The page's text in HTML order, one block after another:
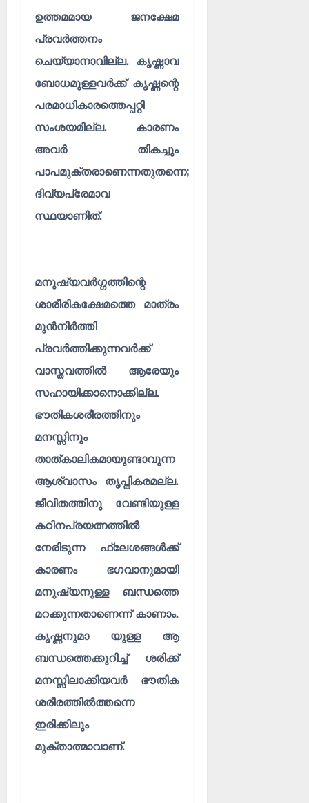
ഉത്തമമായ ജനക്ഷേമ
പ്രവർത്തനം
ചെയ്യാനാവില്ല. കൃഷ്ണാവ
ബോധമുള്ളവർക്ക് കൃഷ്ണന്റെ
പരമാധികാരത്തെപ്പറ്റി
സംശയമില്ല. കാരണം
അവർ തികച്ചും
പാപമുക്തരാണെന്നതുതന്നെ;
ദിവ്യപ്രേമാവ
സ്ഥയാണിത്.
മനുഷ്യവർഗ്ഗത്തിന്റെ
ശാരീരികക്ഷേമത്തെ മാത്രം
മുൻനിർത്തി
പ്രവർത്തിക്കുന്നവർക്ക്
വാസ്തവത്തിൽ ആരേയും
സഹായിക്കാനൊക്കില്ല.
ഭൗതികശരീരത്തിനും
മനസ്സിനും
താത്കാലികമായുണ്ടാവുന്ന
ആശ്വാസം തൃപ്തികരമല്ല.
ജീവിതത്തിനു വേണ്ടിയുള്ള
കഠിനപ്രയത്നത്തിൽ
നേരിടുന്ന ഫ്ലേശങ്ങൾക്ക്
കാരണം ഭഗവാനുമായി
മനുഷ്യനുള്ള ബന്ധത്തെ
മറക്കുന്നതാണെന്ന് കാണാം.
കൃഷ്ണനുമാ യുള്ള ആ
ബന്ധത്തെക്കുറിച്ച് ശരിക്ക്
മനസ്സിലാക്കിയവർ ഭൗതിക
ശരീരത്തിൽത്തന്നെ
ഇരിക്കിലും
മുക്താത്മാവാണ്.